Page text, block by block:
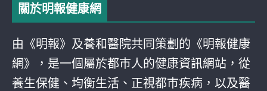
關於明報健康網
由《明報》及養和醫院共同策劃的《明報健康
網》，是一個屬於都巿人的健康資訊網站，從
養生保健、均衡生活、正視都巿疾病，以及醫